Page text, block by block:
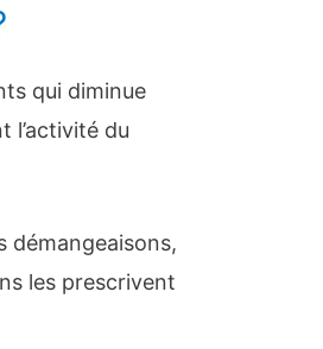
qui diminue
l’activité du
démangeaisons,
les prescrivent